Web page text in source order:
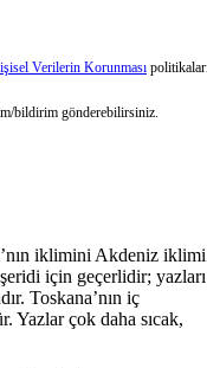
Verilerin Korunması
bildirim gönderebilirsiniz.
iklimini Akdeniz iklimi
için geçerlidir; yazları
Toskana’nın iç
Yazlar çok daha sıcak,